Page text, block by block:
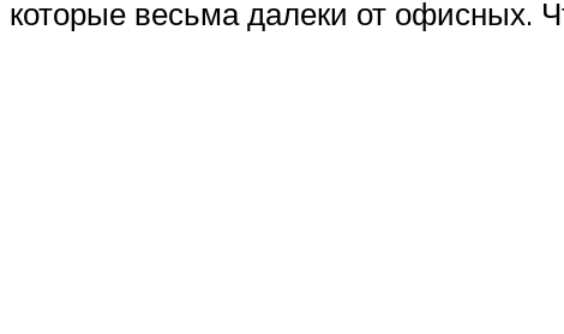
которые весьма далеки от офисных.